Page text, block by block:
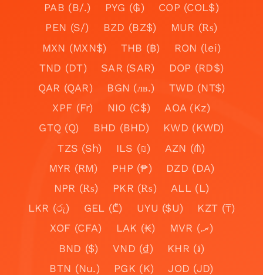
PAB (B/.)
PYG (₲)
COP (COL$)
PEN (S/)
BZD (BZ$)
MUR (₨)
MXN (MXN$)
THB (฿)
RON (lei)
TND (DT)
SAR (SAR)
DOP (RD$)
QAR (QAR)
BGN (лв.)
TWD (NT$)
XPF (Fr)
NIO (C$)
AOA (Kz)
GTQ (Q)
BHD (BHD)
KWD (KWD)
TZS (Sh)
ILS (₪)
AZN (₼)
MYR (RM)
PHP (₱)
DZD (DA)
NPR (₨)
PKR (₨)
ALL (L)
LKR (රු)
GEL (₾) UYU ($U)
KZT (₸)
XOF (CFA)
LAK (₭)
MVR (.ރ)
BND ($)
VND (₫)
KHR (៛)
BTN (Nu.)
PGK (K)
JOD (JD)